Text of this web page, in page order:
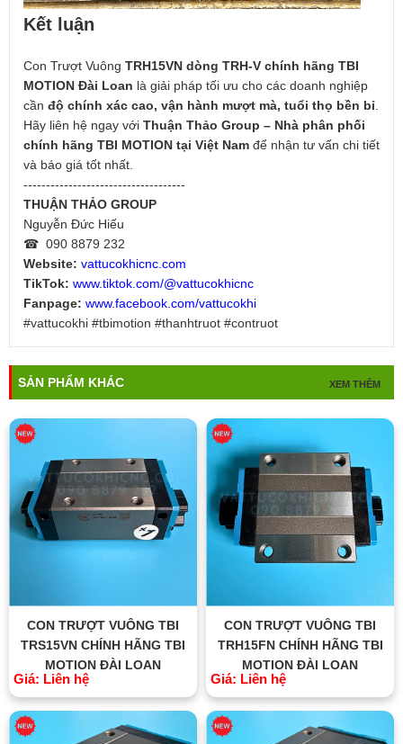
Kết luận
Con Trượt Vuông TRH15VN dòng TRH-V chính hãng TBI
MOTION Đài Loan là giải pháp tối ưu cho các doanh nghiệp
cần độ chính xác cao, vận hành mượt mà, tuổi thọ bền bỉ
Hãy liên hệ ngay với Thuận Thảo Group – Nhà phân phối
chính hãng TBI MOTION tại Việt Nam để nhận tư vấn chi tiết
và báo giá tốt nhất.
------------------------------------
THUẬN THẢO GROUP
Nguyễn Đức Hiếu
☎ 090 8879 232
Website: vattucokhicnc.com
TikTok: www.tiktok.com/@vattucokhicnc
Fanpage: www.facebook.com/vattucokhi
#vattucokhi #tbimotion #thanhtruot #contruot
SẢN PHẨM KHÁC XEM THÊM
CON TRƯỢT VUÔNG TBI
TRS15VN CHÍNH HÃNG TBI
MOTION ĐÀI LOAN
Giá: Liên hệ
CON TRƯỢT VUÔNG TBI
TRH15FN CHÍNH HÃNG TBI
MOTION ĐÀI LOAN
Giá: Liên hệ